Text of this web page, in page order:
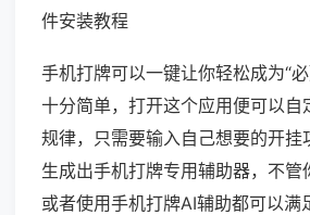
件安装教程
手机打牌可以一键让你轻松成为“
十分简单，打开这个应用便可以自
规律，只需要输入自己想要的开挂
生成出手机打牌专用辅助器，不管
或者使用手机打牌AI辅助都可以满